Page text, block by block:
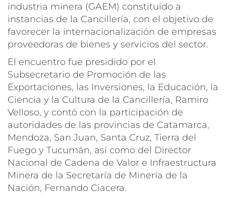
industria minera (GAEM) constituido a
instancias de la Cancillería, con el objetivo de
favorecer la internacionalización de empresas
proveedoras de bienes y servicios del sector.
El encuentro fue presidido por el
Subsecretario de Promoción de las
Exportaciones, las Inversiones, la Educación, la
Ciencia y la Cultura de la Cancillería, Ramiro
Velloso, y contó con la participación de
autoridades de las provincias de Catamarca,
Mendoza, San Juan, Santa Cruz, Tierra del
Fuego y Tucumán, así como del Director
Nacional de Cadena de Valor e Infraestructura
Minera de la Secretaría de Minería de la
Nación, Fernando Ciacera.